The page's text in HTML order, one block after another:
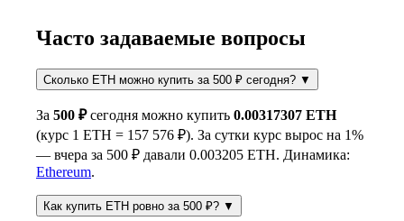
Часто задаваемые вопросы
Сколько ETH можно купить за 500 ₽ сегодня? ▼
За 500 ₽сегодня можно купить 0.00317307 ETH
(курс 1 ETH = 157 576 ₽). За сутки курс вырос на 1%
— вчера за 500 ₽ давали 0.003205 ETH. Динамика:
Ethereum.
Как купить ETH ровно за 500 ₽? ▼